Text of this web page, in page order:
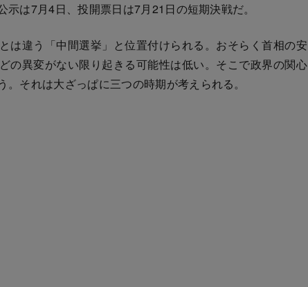
は7月4日、投開票日は7月21日の短期決戦だ。
は違う「中間選挙」と位置付けられる。おそらく首相の安
の異変がない限り起きる可能性は低い。そこで政界の関心
それは大ざっぱに三つの時期が考えられる。